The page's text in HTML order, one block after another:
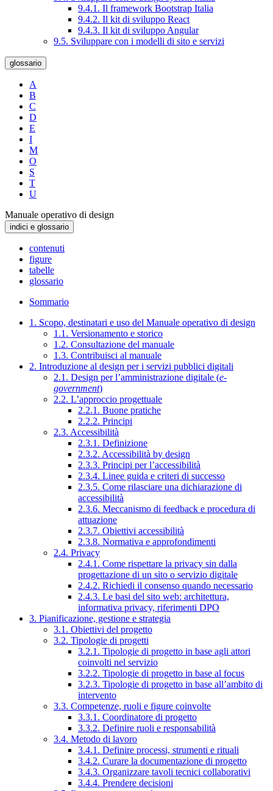
9.4.1. Il framework Bootstrap Italia
9.4.2. Il kit di sviluppo React
9.4.3. Il kit di sviluppo Angular
9.5. Sviluppare con i modelli di sito e servizi
glossario
A
B
C
D
E
I
M
O
S
T
U
Manuale operativo di design
indici e glossario
contenuti
figure
tabelle
glossario
Sommario
1. Scopo, destinatari e uso del Manuale operativo di design
1.1. Versionamento e storico
1.2. Consultazione del manuale
1.3. Contribuisci al manuale
2. Introduzione al design per i servizi pubblici digitali
2.1. Design per l’amministrazione digitale (e-
government)
2.2. L’approccio progettuale
2.2.1. Buone pratiche
2.2.2. Principi
2.3. Accessibilità
2.3.1. Definizione
2.3.2. Accessibilità by design
2.3.3. Principi per l’accessibilità
2.3.4. Linee guida e criteri di successo
2.3.5. Come rilasciare una dichiarazione di
accessibilità
2.3.6. Meccanismo di feedback e procedura di
attuazione
2.3.7. Obiettivi accessibilità
2.3.8. Normativa e approfondimenti
2.4. Privacy
2.4.1. Come rispettare la privacy sin dalla
progettazione di un sito o servizio digitale
2.4.2. Richiedi il consenso quando necessario
2.4.3. Le basi del sito web: architettura,
informativa privacy, riferimenti DPO
3. Pianificazione, gestione e strategia
3.1. Obiettivi del progetto
3.2. Tipologie di progetti
3.2.1. Tipologie di progetto in base agli attori
coinvolti nel servizio
3.2.2. Tipologie di progetto in base al focus
3.2.3. Tipologie di progetto in base all’ambito di
intervento
3.3. Competenze, ruoli e figure coinvolte
3.3.1. Coordinatore di progetto
3.3.2. Definire ruoli e responsabilità
3.4. Metodo di lavoro
3.4.1. Definire processi, strumenti e rituali
3.4.2. Curare la documentazione di progetto
3.4.3. Organizzare tavoli tecnici collaborativi
3.4.4. Prendere decisioni